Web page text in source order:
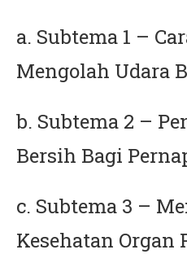
a. Subtema 1 –
Mengolah Udara
b. Subtema 2 –
Bersih Bagi
c. Subtema 3 –
Kesehatan Organ